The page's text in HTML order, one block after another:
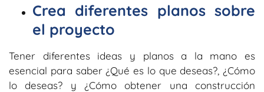
Crea diferentes planos sobre
el proyecto
Tener diferentes ideas y planos a la mano es
esencial para saber ¿Qué es lo que deseas?, ¿Cómo
lo deseas? y ¿Cómo obtener una construcción